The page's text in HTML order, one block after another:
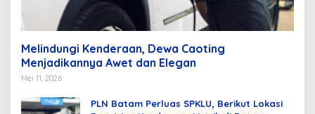
Melindungi Kenderaan, Dewa Caoting
Menjadikannya Awet dan Elegan
Mei 11, 2026
PLN Batam Perluas SPKLU, Berikut Lokasi